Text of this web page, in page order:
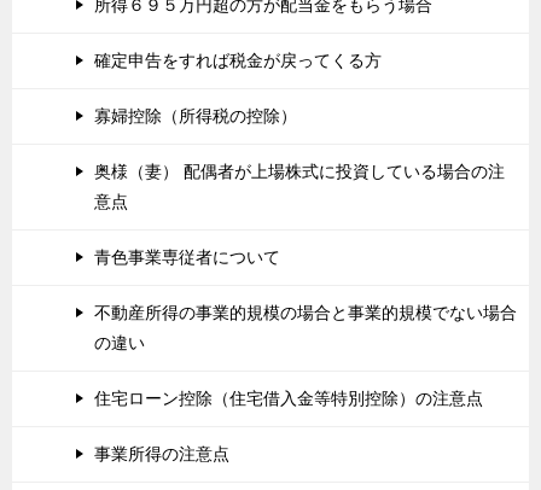
所得６９５万円超の方が配当金をもらう場合
確定申告をすれば税金が戻ってくる方
寡婦控除（所得税の控除）
奥様（妻） 配偶者が上場株式に投資している場合の注
意点
青色事業専従者について
不動産所得の事業的規模の場合と事業的規模でない場合
の違い
住宅ローン控除（住宅借入金等特別控除）の注意点
事業所得の注意点